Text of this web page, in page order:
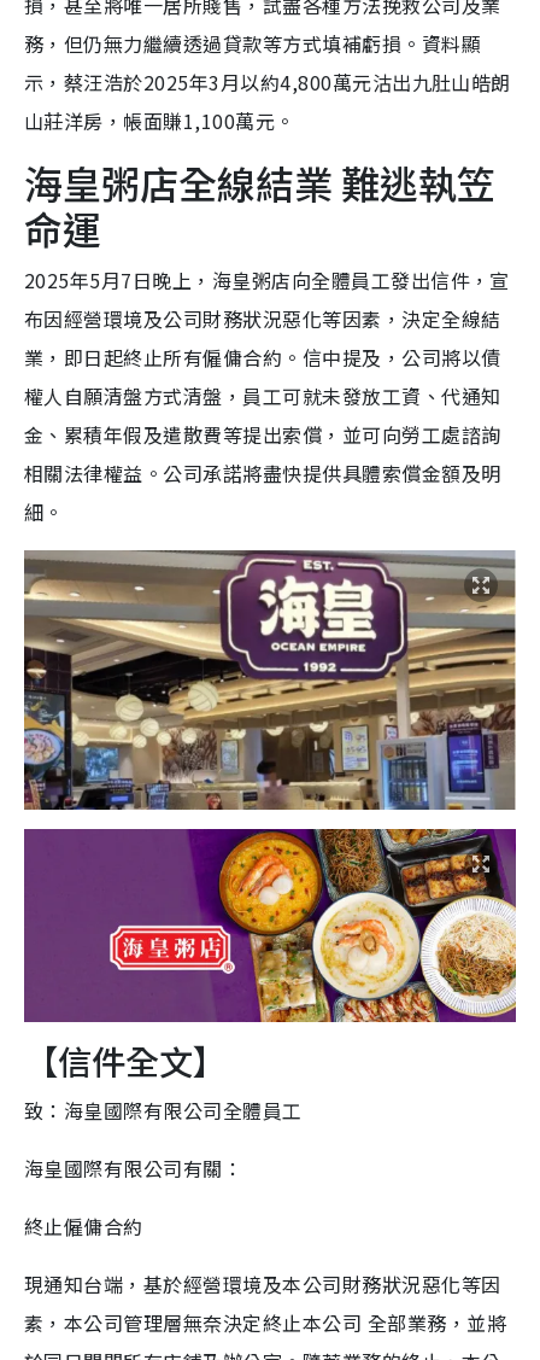
務，但仍無力繼續透過貸款等方式填補虧損。資料顯
示，蔡汪浩於2025年3月以約4,800萬元沽出九肚山皓朗
山莊洋房，帳面賺1,100萬元。
海皇粥店全線結業 難逃執笠
命運
2025年5月7日晚上，海皇粥店向全體員工發出信件，宣
布因經營環境及公司財務狀況惡化等因素，決定全線結
業，即日起終止所有僱傭合約。信中提及，公司將以債
權人自願清盤方式清盤，員工可就未發放工資、代通知
金、累積年假及遣散費等提出索償，並可向勞工處諮詢
相關法律權益。公司承諾將盡快提供具體索償金額及明
細。
【信件全文】
致：海皇國際有限公司全體員工
海皇國際有限公司有關：
終止僱傭合約
現通知台端，基於經營環境及本公司財務狀況惡化等因
素，本公司管理層無奈決定終止本公司 全部業務，並將